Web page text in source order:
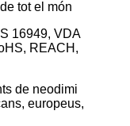
tot el món
16949, VDA
REACH,
de neodimi
europeus,